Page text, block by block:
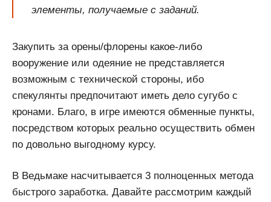
элементы, получаемые с заданий.
Закупить за орены/флорены какое-либо
вооружение или одеяние не представляется
возможным с технической стороны, ибо
спекулянты предпочитают иметь дело сугубо с
кронами. Благо, в игре имеются обменные пункты,
посредством которых реально осуществить обмен
по довольно выгодному курсу.
В Ведьмаке насчитывается 3 полноценных метода
быстрого заработка. Давайте рассмотрим каждый